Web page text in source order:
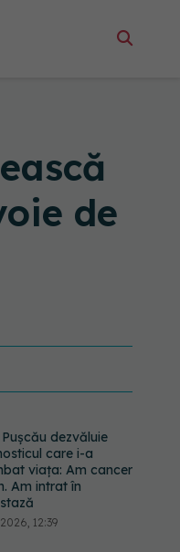
de
dezvăluie
care i-a
viața: Am cancer
Am intrat în
12:39